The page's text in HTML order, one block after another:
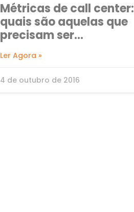
Métricas de call center:
quais são aquelas que
precisam ser
monitoradas?
Ler Agora »
4 de outubro de 2016